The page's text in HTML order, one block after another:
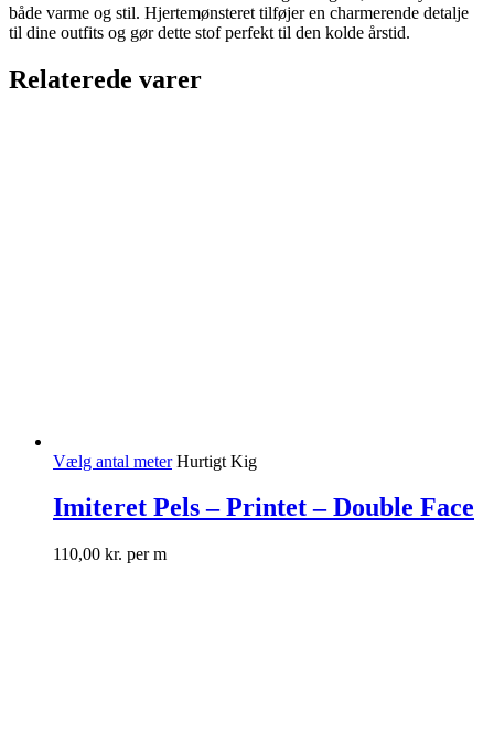
både varme og stil. Hjertemønsteret tilføjer en charmerende detalje
til dine outfits og gør dette stof perfekt til den kolde årstid.
Relaterede varer
Vælg antal meter Hurtigt Kig
Imiteret Pels – Printet – Double Face
110,00 kr. per m